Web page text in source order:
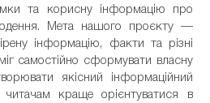
та корисну інформацію про
Мета нашого проєкту —
інформацію, факти та різні
самостійно сформувати власну
якісний інформаційний
краще орієнтуватися в